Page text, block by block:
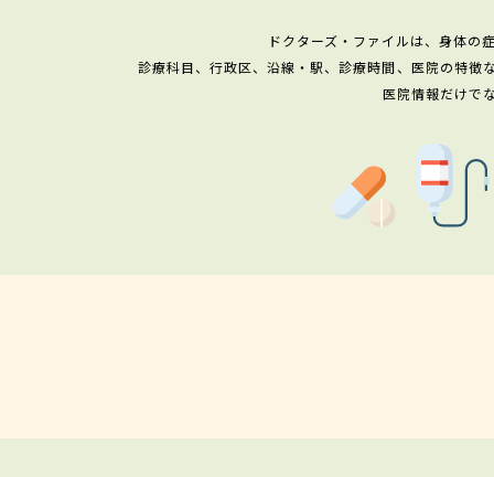
ドクターズ・ファイルは、身体の
診療科目、行政区、沿線・駅、診療時間、医院の特徴
医院情報だけで